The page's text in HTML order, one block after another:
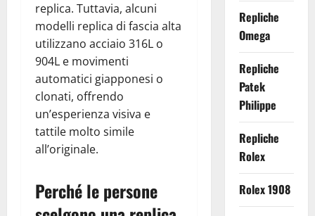
replica. Tuttavia, alcuni
modelli replica di fascia alta
utilizzano acciaio 316L o
904L e movimenti
automatici giapponesi o
clonati, offrendo
un’esperienza visiva e
tattile molto simile
all’originale.
Perché le persone
Repliche
Omega
Repliche
Patek
Philippe
Repliche
Rolex
Rolex 1908